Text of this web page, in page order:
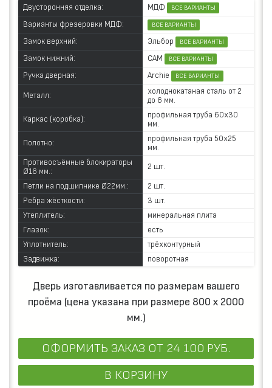
Двусторонняя отделка: МДФ ВСЕ ВАРИАНТЫ
Варианты фрезеровки МДФ: ВСЕ ВАРИАНТЫ
Замок верхний: Эльбор ВСЕ ВАРИАНТЫ
Замок нижний: САМ ВСЕ ВАРИАНТЫ
Ручка дверная: Archie ВСЕ ВАРИАНТЫ
Металл:
холоднокатаная сталь от 2
до 6 мм.
Каркас (коробка):
профильная труба 60х30
мм.
Полотно:
профильная труба 50х25
мм.
Противосъёмные блокираторы
Ø16 мм.:
2 шт.
Петли на подшипнике Ø22мм.:
2 шт.
Ребра жёсткости:
3 шт.
Утеплитель:
минеральная плита
Глазок:
есть
Уплотнитель:
трёхконтурный
Задвижка:
поворотная
Дверь изготавливается по размерам вашего
проёма (цена указана при размере 800 х 2000
мм.)
ОФОРМИТЬ ЗАКАЗ ОТ 24 100 РУБ.
В КОРЗИНУ